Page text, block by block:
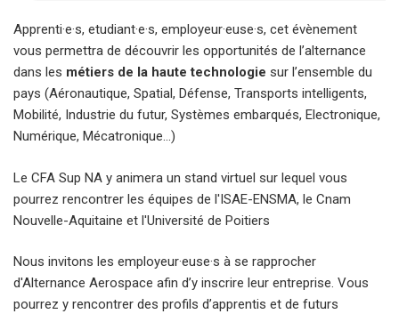
Apprenti·e·s, etudiant·e·s, employeur·euse·s, cet évènement
vous permettra de découvrir les opportunités de l’alternance
dans les métiers de la haute technologie sur l’ensemble du
pays (Aéronautique, Spatial, Défense, Transports intelligents,
Mobilité, Industrie du futur, Systèmes embarqués, Electronique,
Numérique, Mécatronique…)
Le CFA Sup NA y animera un stand virtuel sur lequel vous
pourrez rencontrer les équipes de l'ISAE-ENSMA, le Cnam
Nouvelle-Aquitaine et l'Université de Poitiers
Nous invitons les employeur·euse·s à se rapprocher
d'Alternance Aerospace afin d’y inscrire leur entreprise. Vous
pourrez y rencontrer des profils d’apprentis et de futurs